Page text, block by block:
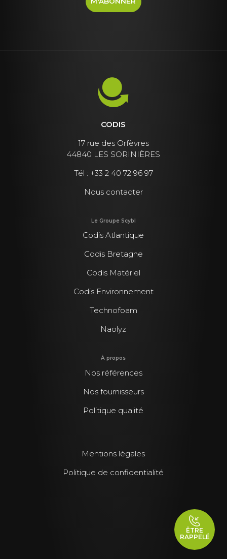
ÊTRE
RAPPELÉ
CODIS
17 rue des Orfèvres
44840 LES SORINIÈRES
Tél : +33 2 40 72 96 97
Nous contacter
Le Groupe Scybl
Codis Atlantique
Codis Bretagne
Codis Matériel
Codis Environnement
Technofoam
Naolyz
À propos
Nos références
Nos fournisseurs
Politique qualité
Mentions légales
Politique de confidentialité